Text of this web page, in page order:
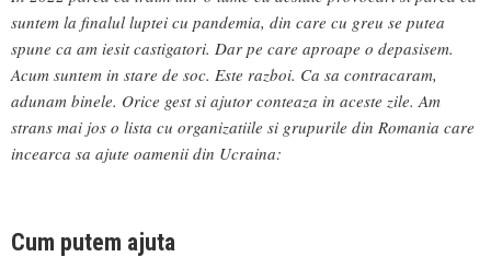
suntem la finalul luptei cu pandemia, din care cu greu se putea
spune ca am iesit castigatori. Dar pe care aproape o depasisem.
Acum suntem in stare de soc. Este razboi. Ca sa contracaram,
adunam binele. Orice gest si ajutor conteaza in aceste zile. Am
strans mai jos o lista cu organizatiile si grupurile din Romania care
incearca sa ajute oamenii din Ucraina:
Cum putem ajuta